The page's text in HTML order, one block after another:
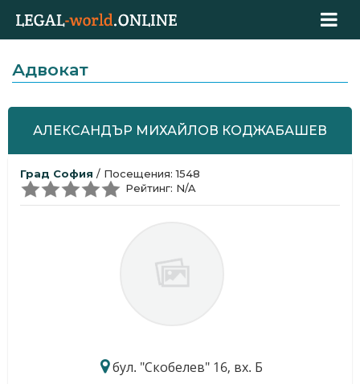
Адвокат
АЛЕКСАНДЪР МИХАЙЛОВ КОДЖАБАШЕВ
Град София / Посещения: 1548
Рейтинг: N/A
бул. "Скобелев" 16, вх. Б